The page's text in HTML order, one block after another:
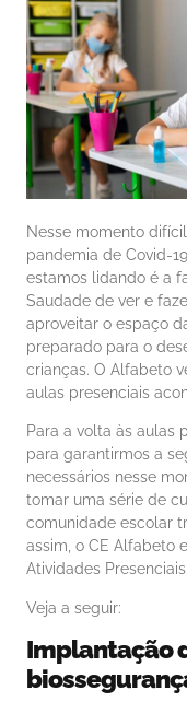
Nesse momento
pandemia de Covid-
estamos lidando é a
Saudade de ver e
aproveitar o espaço
preparado para o
crianças. O Alfabeto
aulas presenciais
Para a volta às aulas
para garantirmos a
necessários nesse
tomar uma série de
comunidade escolar
assim, o CE Alfabeto
Atividades Presenciais.
Veja a seguir:
Implantação